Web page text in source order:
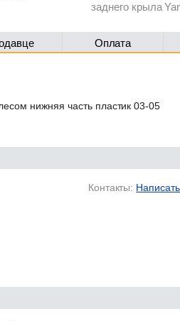
заднего крыла
Оплата
нижняя часть пластик 03-05
Контакты: